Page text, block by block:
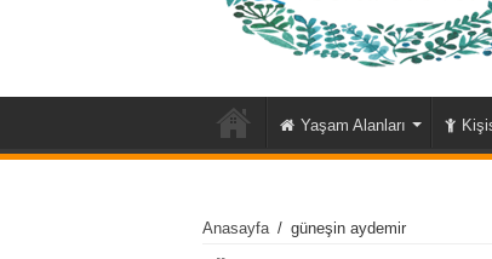
Yaşam Alanları
Anasayfa / güneşin aydemir